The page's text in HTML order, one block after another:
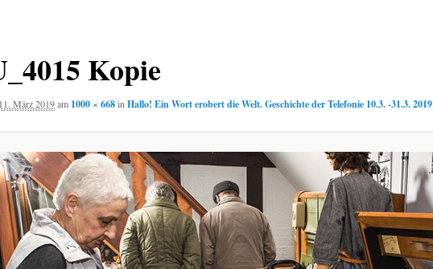
Kopie
11. März 2019am 1000 × 668inHallo! Ein Wort erobert die Welt. Geschichte der Telefonie 10.3. -31.3. 2019